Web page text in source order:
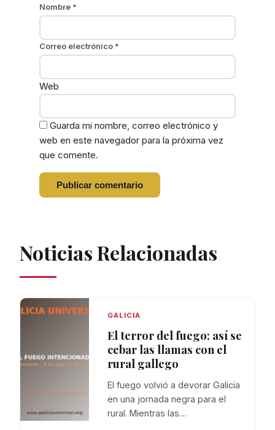
Nombre *
Correo electrónico *
Web
Guarda mi nombre, correo electrónico y
web en este navegador para la próxima vez
que comente.
Noticias Relacionadas
GALICIA
El terror del fuego: así se
cebar las llamas con el
rural gallego
El fuego volvió a devorar Galicia
en una jornada negra para el
rural. Mientras las…